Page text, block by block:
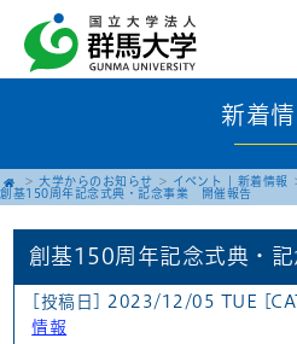
新着
大学からのお知らせ イベント
新着情報
創基150周年記念式典・記念事業 開催報告
創基150周年記念式典・
[投稿日] 2023/12/05 TUE
情報